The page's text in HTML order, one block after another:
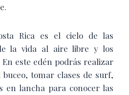
Rica es el cielo de las
la vida al aire libre y los
este edén podrás realizar
buceo, tomar clases de surf,
en lancha para conocer las